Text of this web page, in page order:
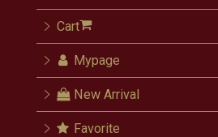
Cart
Mypage
New Arrival
Favorite